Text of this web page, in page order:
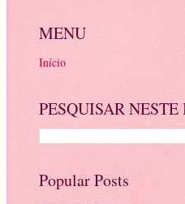
MENU
Início
PESQUISAR NESTE
Popular Posts